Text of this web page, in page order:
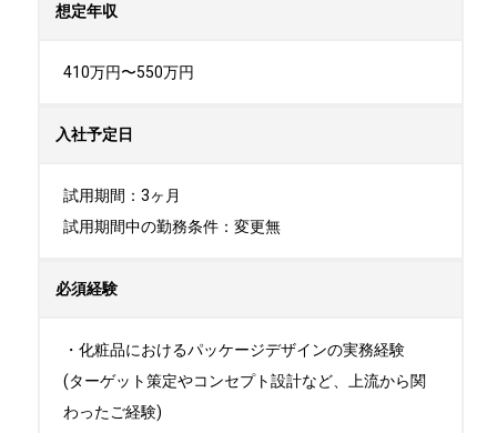
想定年収
410万円〜550万円
入社予定日
試用期間：3ヶ月
試用期間中の勤務条件：変更無
必須経験
・化粧品におけるパッケージデザインの実務経験
(ターゲット策定やコンセプト設計など、上流から関
わったご経験)